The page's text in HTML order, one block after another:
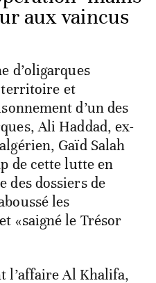
aux vaincus
d’oligarques
et
d’un des
Ali Haddad, ex-
Gaïd Salah
de cette lutte en
des dossiers de
les
«saigné le Trésor
l’affaire Al Khalifa,